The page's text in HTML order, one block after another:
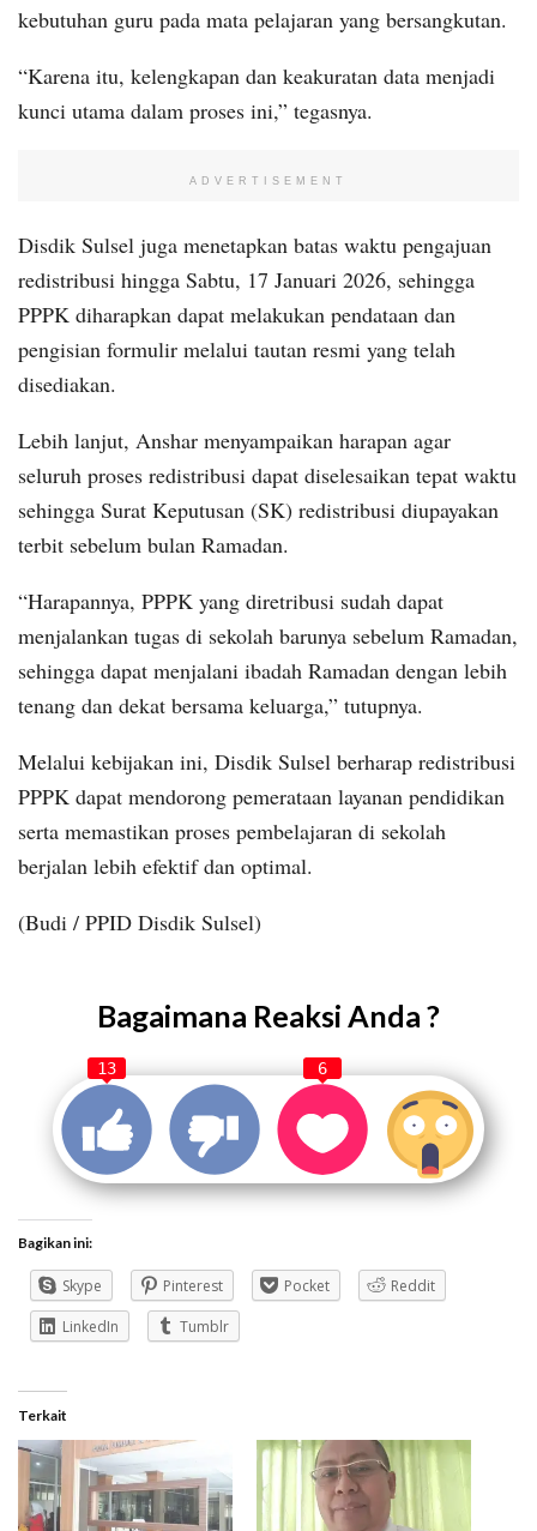
kebutuhan guru pada mata pelajaran yang bersangkutan.
“Karena itu, kelengkapan dan keakuratan data menjadi
kunci utama dalam proses ini,” tegasnya.
ADVERTISEMENT
Disdik Sulsel juga menetapkan batas waktu pengajuan
redistribusi hingga Sabtu, 17 Januari 2026, sehingga
PPPK diharapkan dapat melakukan pendataan dan
pengisian formulir melalui tautan resmi yang telah
disediakan.
Lebih lanjut, Anshar menyampaikan harapan agar
seluruh proses redistribusi dapat diselesaikan tepat waktu
sehingga Surat Keputusan (SK) redistribusi diupayakan
terbit sebelum bulan Ramadan.
“Harapannya, PPPK yang diretribusi sudah dapat
menjalankan tugas di sekolah barunya sebelum Ramadan,
sehingga dapat menjalani ibadah Ramadan dengan lebih
tenang dan dekat bersama keluarga,” tutupnya.
Melalui kebijakan ini, Disdik Sulsel berharap redistribusi
PPPK dapat mendorong pemerataan layanan pendidikan
serta memastikan proses pembelajaran di sekolah
berjalan lebih efektif dan optimal.
(Budi / PPID Disdik Sulsel)
Bagaimana Reaksi Anda ?
13 6
Bagikan ini:
Skype Pinterest Pocket
Reddit
LinkedIn
Tumblr
Terkait